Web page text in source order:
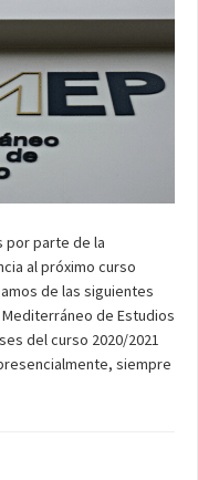
por parte de la
al próximo curso
de las siguientes
de Estudios
del curso 2020/2021
siempre